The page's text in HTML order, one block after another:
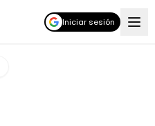
Iniciar sesión